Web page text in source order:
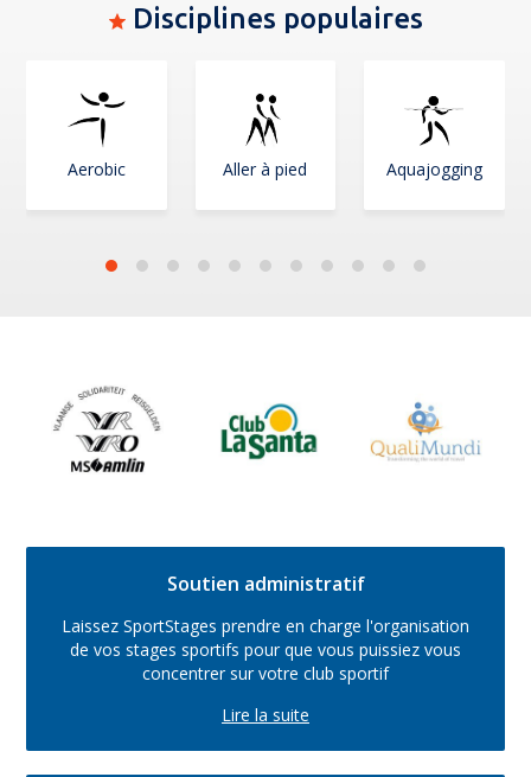
Disciplines populaires
Aerobic Aller à pied Aquajogging
Soutien administratif
Laissez SportStages prendre en charge l'organisation
de vos stages sportifs pour que vous puissiez vous
concentrer sur votre club sportif
Lire la suite